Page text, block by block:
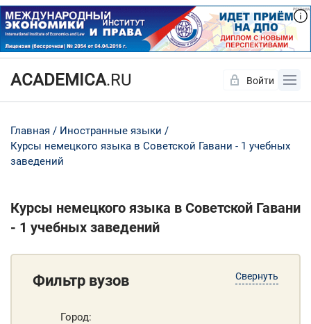
ACADEMICA.RU Войти
Главная
Иностранные языки
Курсы немецкого языка в Советской Гавани - 1 учебных
заведений
Курсы немецкого языка в Советской Гавани
- 1 учебных заведений
Свернуть
Фильтр вузов
Город:
Да Нет